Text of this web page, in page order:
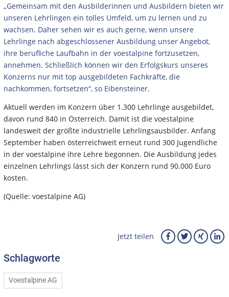
„Gemeinsam mit den Ausbilderinnen und Ausbildern bieten wir
unseren Lehrlingen ein tolles Umfeld, um zu lernen und zu
wachsen. Daher sehen wir es auch gerne, wenn unsere
Lehrlinge nach abgeschlossener Ausbildung unser Angebot,
ihre berufliche Laufbahn in der voestalpine fortzusetzen,
annehmen. Schließlich können wir den Erfolgskurs unseres
Konzerns nur mit top ausgebildeten Fachkräfte, die
nachkommen, fortsetzen“, so Eibensteiner.
Aktuell werden im Konzern über 1.300 Lehrlinge ausgebildet,
davon rund 840 in Österreich. Damit ist die voestalpine
landesweit der größte industrielle Lehrlingsausbilder. Anfang
September haben österreichweit erneut rund 300 Jugendliche
in der voestalpine ihre Lehre begonnen. Die Ausbildung jedes
einzelnen Lehrlings lässt sich der Konzern rund 90.000 Euro
kosten.
(Quelle: voestalpine AG)
Jetzt teilen
Schlagworte
Voestalpine AG